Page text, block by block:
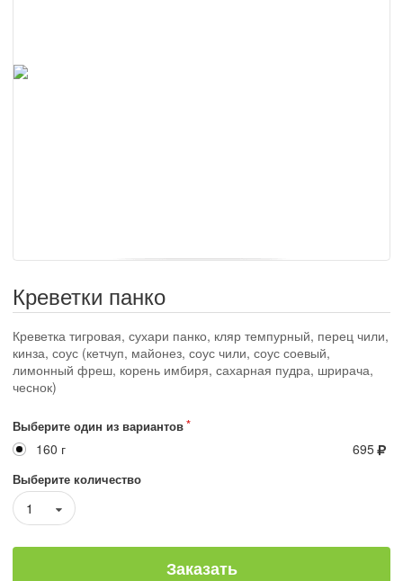
Креветки панко
Креветка тигровая, сухари панко, кляр темпурный, перец чили,
кинза, соус (кетчуп, майонез, соус чили, соус соевый,
лимонный фреш, корень имбиря, сахарная пудра, шрирача,
чеснок)
Выберите один из вариантов
160 г 695
Выберите количество
1
Заказать